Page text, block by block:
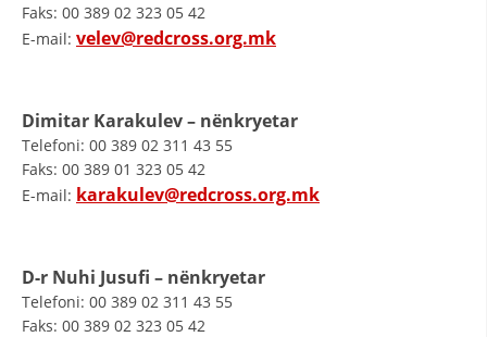
KONTAKT INFORMACIONE
LIGJI I KRYQIT TË KUQ
STATUTI I KRYQIT TË KUQ
ORGANIZIMI DHE ZHVILLIMI
Faks: 00 389 02 323 05 42
E-mail: velev@redcross.org.mk
Dimitar Karakulev – nënkryetar
Telefoni: 00 389 02 311 43 55
Faks: 00 389 01 323 05 42
E-mail: karakulev@redcross.org.mk
D-r Nuhi Jusufi – nënkryetar
Telefoni: 00 389 02 311 43 55
Faks: 00 389 02 323 05 42